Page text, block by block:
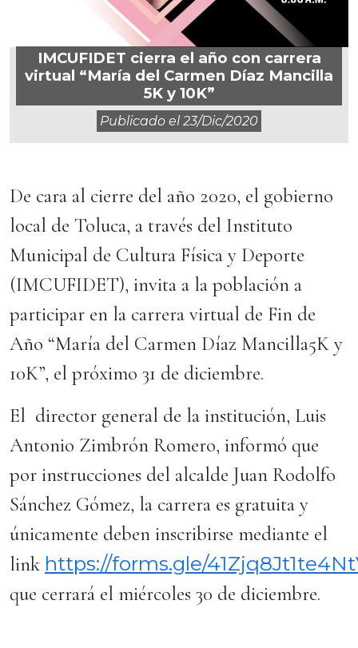
IMCUFIDET cierra el año con carrera
virtual “María del Carmen Díaz Mancilla
5K y 10K”
Publicado el23/dic/2020
De cara al cierre del año 2020, el gobierno
local de Toluca, a través del Instituto
Municipal de Cultura Física y Deporte
(IMCUFIDET), invita a la población a
participar en la carrera virtual de Fin de
Año “María del Carmen Díaz Mancilla5K y
10K”, el próximo 31 de diciembre.
El director general de la institución, Luis
Antonio Zimbrón Romero, informó que
por instrucciones del alcalde Juan Rodolfo
Sánchez Gómez, la carrera es gratuita y
únicamente deben inscribirse mediante el
link https://forms.gle/
que cerrará el miércoles 30 de diciembre.